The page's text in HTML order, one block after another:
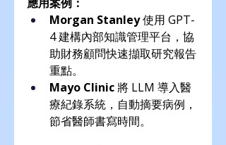
Morgan Stanley 使用 GPT-
4 建構內部知識管理平台，協
助財務顧問快速擷取研究報告
重點。
Mayo Clinic 將 LLM 導入醫
療紀錄系統，自動摘要病例，
節省醫師書寫時間。